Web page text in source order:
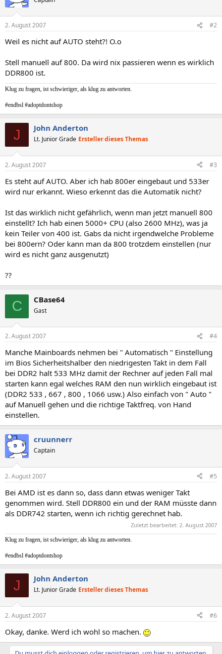
2. August 2007 #2
Weil es nicht auf AUTO steht?! O.o
Stell manuell auf 800. Da wird nix passieren wenn es wirklich
DDR800 ist.
Klug zu fragen, ist schwieriger, als klug zu antworten.
#endbsl #adoptdontshop
J John Anderton
Lt. Junior Grade Ersteller dieses Themas
2. August 2007 #3
Es steht auf AUTO. Aber ich hab 800er eingebaut und 533er
wird nur erkannt. Wieso erkennt das die Automatik nicht?
Ist das wirklich nicht gefährlich, wenn man jetzt manuell 800
einstellt? Ich hab einen 5000+ CPU (also 2600 MHz), was ja
kein Teiler von 400 ist. Gabs da nicht irgendwelche Probleme
bei 800ern? Oder kann man da 800 trotzdem einstellen (nur
wird es nicht ganz ausgenutzt)
??
C CBase64
Gast
2. August 2007 #4
Manche Mainboards nehmen bei " Automatisch " Einstellung
im Bios Sicherheitshalber den niedrigesten Takt in dem Fall
bei DDR2 halt 533 MHz damit der Rechner auf jeden Fall mal
starten kann egal welches RAM den nun wirklich eingebaut ist
(DDR2 533 , 667 , 800 , 1066 usw.) Also einfach von " Auto "
auf Manuell gehen und die richtige Taktfreq. von Hand
einstellen.
cruunnerr
Captain
2. August 2007 #5
Bei AMD ist es dann so, dass dann etwas weniger Takt
genommen wird. Stell DDR800 ein und der RAM müsste dann
als DDR742 starten, wenn ich richtig gerechnet hab.
Zuletzt bearbeitet: 2. August 2007
Klug zu fragen, ist schwieriger, als klug zu antworten.
#endbsl #adoptdontshop
J John Anderton
Lt. Junior Grade Ersteller dieses Themas
2. August 2007 #6
Okay, danke. Werd ich wohl so machen.